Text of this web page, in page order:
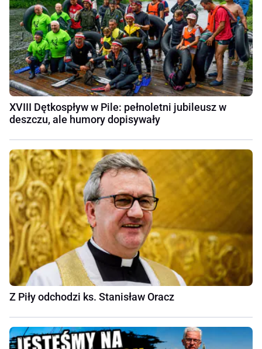
XVIII Dętkospływ w Pile: pełnoletni jubileusz w
deszczu, ale humory dopisywały
Z Piły odchodzi ks. Stanisław Oracz